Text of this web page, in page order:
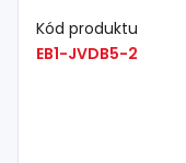
Kód produktu
EB1-JVDB5-2